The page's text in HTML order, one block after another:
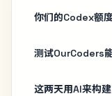
你们的Codex额
测试OurCoders
这两天用AI来构